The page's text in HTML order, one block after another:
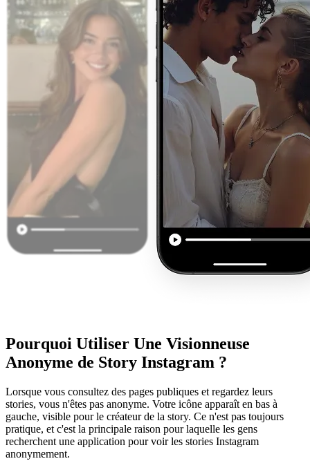
Pourquoi Utiliser Une Visionneuse
Anonyme de Story Instagram ?
Lorsque vous consultez des pages publiques et regardez leurs
stories, vous n'êtes pas anonyme. Votre icône apparaît en bas à
gauche, visible pour le créateur de la story. Ce n'est pas toujours
pratique, et c'est la principale raison pour laquelle les gens
recherchent une application pour voir les stories Instagram
anonymement.